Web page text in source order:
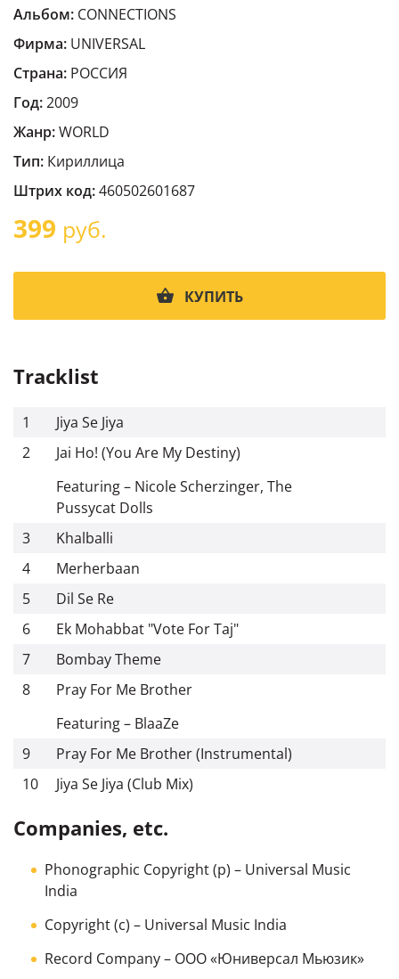
Альбом: CONNECTIONS
Фирма: UNIVERSAL
Страна: РОССИЯ
Год:2009
Жанр:WORLD
Тип: Кириллица
Штрих код:460502601687
399 руб.
КУПИТЬ
Tracklist
1
Jiya Se Jiya
2
Jai Ho! (You Are My Destiny)
Featuring – Nicole Scherzinger, The
Pussycat Dolls
3
Khalballi
4
Merherbaan
5
Dil Se Re
6
Ek Mohabbat "Vote For Taj"
7
Bombay Theme
8
Pray For Me Brother
Featuring – BlaaZe
9
Pray For Me Brother (Instrumental)
10
Jiya Se Jiya (Club Mix)
Companies, etc.
Phonographic Copyright (p) – Universal Music
India
Copyright (c) – Universal Music India
Record Company– ООО «Юниверсал Мьюзик»